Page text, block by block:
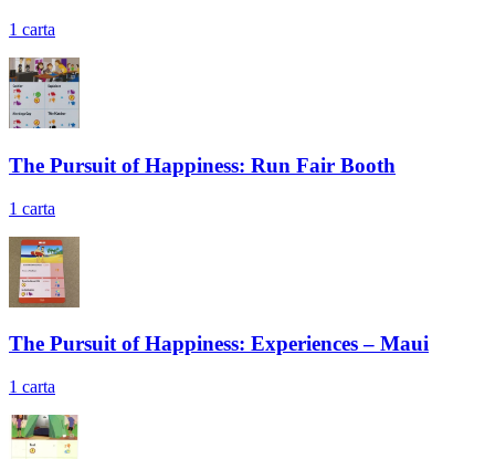
1 carta
The Pursuit of Happiness: Run Fair Booth
1 carta
The Pursuit of Happiness: Experiences – Maui
1 carta